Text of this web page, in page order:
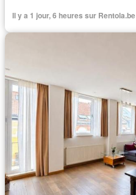
Il y a 1 jour, 6 heures sur Rentola.be